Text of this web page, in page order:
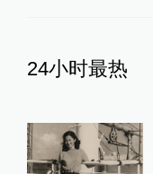
24小时最热